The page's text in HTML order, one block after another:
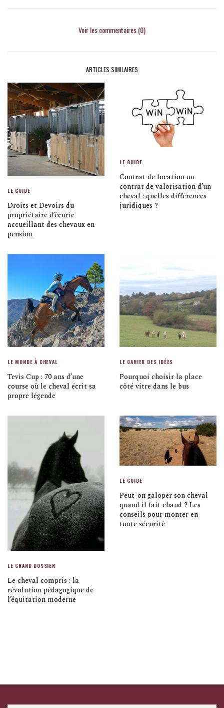
Voir les commentaires (0)
ARTICLES SIMILAIRES
LE GUIDE
Droits et Devoirs du
propriétaire d’écurie
accueillant des chevaux en
pension
LE GUIDE
Contrat de location ou
contrat de valorisation d’un
cheval : quelles différences
juridiques ?
LE MONDE À CHEVAL
Tevis Cup : 70 ans d’une
course où le cheval écrit sa
propre légende
LE CAHIER DES IDÉES
Pourquoi choisir la place
côté vitre dans le bus
LE GRAND DOSSIER
Le cheval compris : la
révolution pédagogique de
l’équitation moderne
LE GUIDE
Peut-on galoper son cheval
quand il fait chaud ? Les
conseils pour monter en
toute sécurité